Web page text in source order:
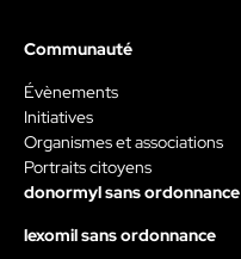
Communauté
Évènements
Initiatives
Organismes et associations
Portraits citoyens
donormyl sans ordonnance
lexomil sans ordonnance